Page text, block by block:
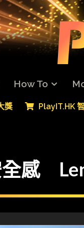
How To
獎 PlayIT.HK
感